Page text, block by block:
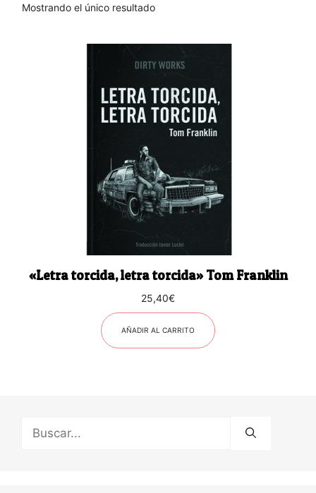
Mostrando el único resultado
«Letra torcida, letra torcida» Tom Franklin
25,40€
AÑADIR AL CARRITO